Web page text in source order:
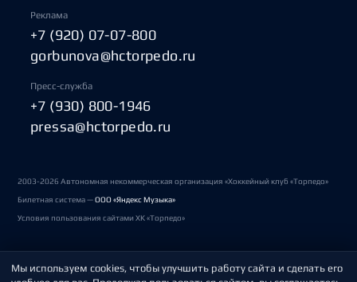
Реклама
+7 (920) 07-07-800
gorbunova@hctorpedo.ru
Пресс-служба
+7 (930) 800-1946
pressa@hctorpedo.ru
2003-2026 Автономная некоммерческая организация «Хоккейный клуб «Торпедо»
Билетная система —ООО «Яндекс Музыка»
Условия пользования сайтами ХК «Торпедо»
Политика обработки персональных данных
Мы используем cookies, чтобы улучшить работу сайта и сделать его